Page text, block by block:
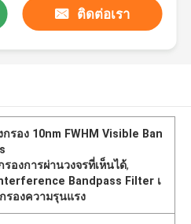
ติดต่อเรา
กรอง 10nm FWHM Visible Ban
รองการผ่านวงจรที่เห็นได้,
Bandpass Filter เ
รองความรุนแรง